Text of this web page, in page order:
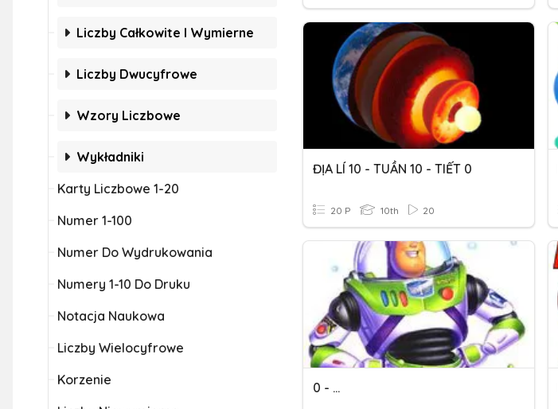
Liczby Całkowite I Wymierne
Liczby Dwucyfrowe
Wzory Liczbowe
Wykładniki
Karty Liczbowe 1-20
Numer 1-100
Numer Do Wydrukowania
Numery 1-10 Do Druku
Notacja Naukowa
Liczby Wielocyfrowe
Korzenie
ĐỊA LÍ 10 - TUẦN 10 - TIẾT 0
20 P 10th 20
0 - ...